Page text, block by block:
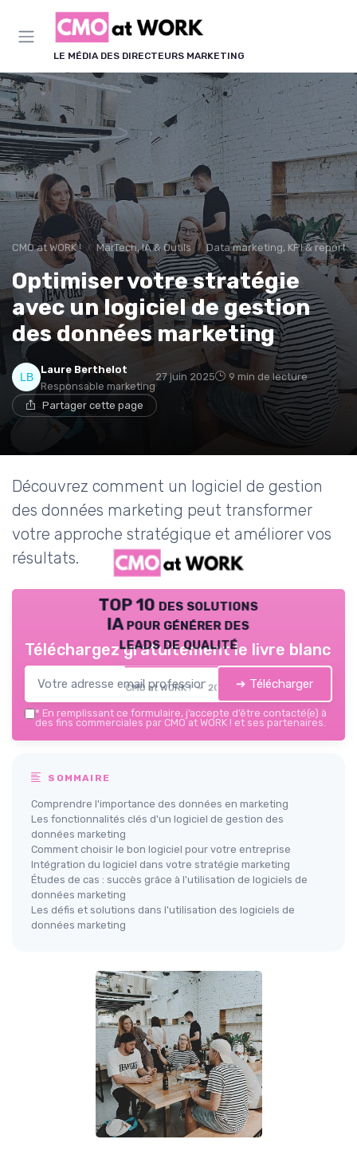
LE MÉDIA DES DIRECTEURS MARKETING
CMO at WORK ! MarTech, IA & Outils Data marketing, KPI &
Optimiser votre stratégie
avec un logiciel de gestion
des données marketing
Laure Berthelot
Responsable marketing
27 juin 2025 9 min de lecture
Partager cette page
Découvrez comment un logiciel de gestion
des données marketing peut transformer
votre approche stratégique et améliorer vos
résultats.
TOP 10 des solutions
IA pour générer des
leads de qualité
CMO at WORK ! — 2026
Téléchargez gratuitement le livre blanc
➔ Télécharger
* En remplissant ce formulaire, j’accepte d’être contacté(e) à
des fins commerciales par CMO at WORK ! et ses partenaires.
SOMMAIRE
Comprendre l'importance des données en marketing
Les fonctionnalités clés d'un logiciel de gestion des
données marketing
Comment choisir le bon logiciel pour votre entreprise
Intégration du logiciel dans votre stratégie marketing
Études de cas : succès grâce à l'utilisation de logiciels de
données marketing
Les défis et solutions dans l'utilisation des logiciels de
données marketing
Panneau de gestion des cookies